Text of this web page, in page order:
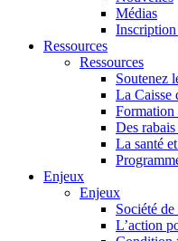
Médias
Ressources
Ressources
Soutenez
La Caisse
Formation
Des
La santé
Enjeux
Enjeux
Société
L’action